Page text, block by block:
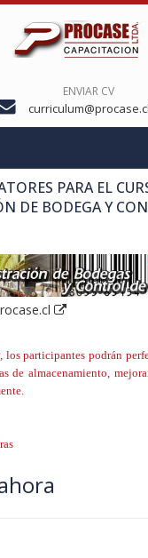
ENVIAR CV
curriculum@procase.cl
PARA EL
DE BODEGA Y
participantes podrán
de almacenamiento,